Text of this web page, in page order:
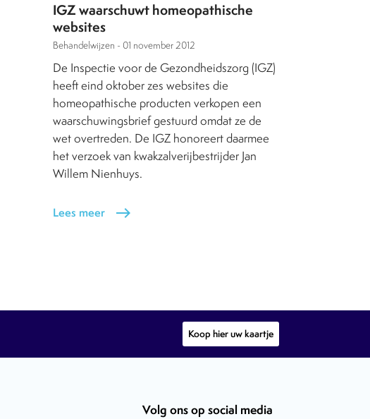
IGZ waarschuwt homeopathische
websites
Behandelwijzen - 01 november 2012
De Inspectie voor de Gezondheidszorg (IGZ)
heeft eind oktober zes websites die
homeopathische producten verkopen een
waarschuwingsbrief gestuurd omdat ze de
wet overtreden. De IGZ honoreert daarmee
het verzoek van kwakzalverijbestrijder Jan
Willem Nienhuys.
Lees meer east
Koop hier uw kaartje
Volg ons op social media